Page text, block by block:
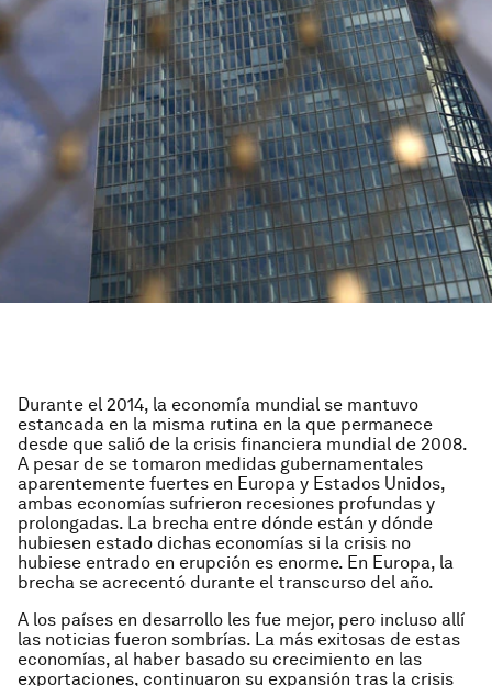
Durante el 2014, la economía mundial se mantuvo
estancada en la misma rutina en la que permanece
desde que salió de la crisis financiera mundial de 2008.
A pesar de se tomaron medidas gubernamentales
aparentemente fuertes en Europa y Estados Unidos,
ambas economías sufrieron recesiones profundas y
prolongadas. La brecha entre dónde están y dónde
hubiesen estado dichas economías si la crisis no
hubiese entrado en erupción es enorme. En Europa, la
brecha se acrecentó durante el transcurso del año.
A los países en desarrollo les fue mejor, pero incluso allí
las noticias fueron sombrías. La más exitosas de estas
economías, al haber basado su crecimiento en las
exportaciones, continuaron su expansión tras la crisis